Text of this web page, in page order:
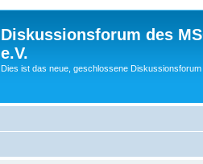
Diskussionsforum des
e.V.
Dies ist das neue, geschlossene